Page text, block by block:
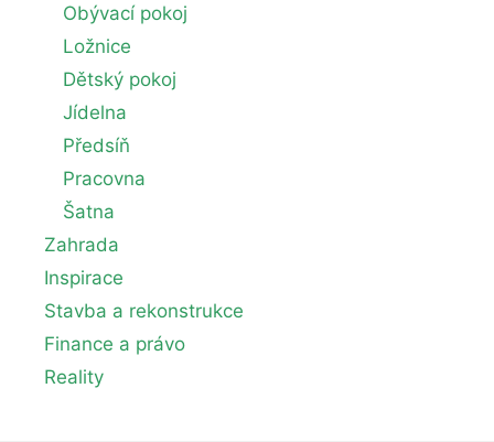
Obývací pokoj
Ložnice
Dětský pokoj
Jídelna
Předsíň
Pracovna
Šatna
Zahrada
Inspirace
Stavba a rekonstrukce
Finance a právo
Reality